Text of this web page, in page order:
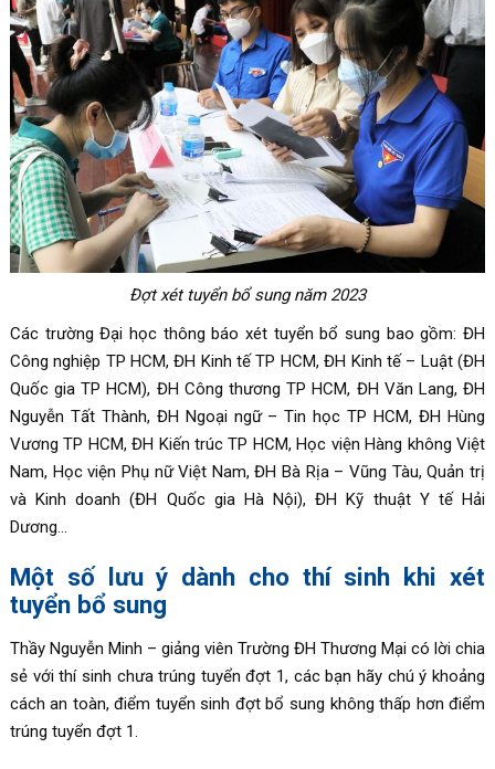
Đợt xét tuyển bổ sung năm 2023
Các trường Đại học thông báo xét tuyển bổ sung bao gồm: ĐH
Công nghiệp TP HCM, ĐH Kinh tế TP HCM, ĐH Kinh tế – Luật (ĐH
Quốc gia TP HCM), ĐH Công thương TP HCM, ĐH Văn Lang, ĐH
Nguyễn Tất Thành, ĐH Ngoại ngữ – Tin học TP HCM, ĐH Hùng
Vương TP HCM, ĐH Kiến trúc TP HCM, Học viện Hàng không Việt
Nam, Học viện Phụ nữ Việt Nam, ĐH Bà Rịa – Vũng Tàu, Quản trị
và Kinh doanh (ĐH Quốc gia Hà Nội), ĐH Kỹ thuật Y tế Hải
Dương…
Một số lưu ý dành cho thí sinh khi xét
tuyển bổ sung
Thầy Nguyễn Minh – giảng viên Trường ĐH Thương Mại có lời chia
sẻ với thí sinh chưa trúng tuyển đợt 1, các bạn hãy chú ý khoảng
cách an toàn, điểm tuyển sinh đợt bổ sung không thấp hơn điểm
trúng tuyển đợt 1.